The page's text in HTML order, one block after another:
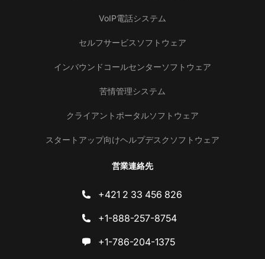
VoIP電話システム
セルフサービスソフトウェア
インバウンドコールセンターソフトウェア
苦情管理システム
クライアントポータルソフトウェア
スタートアップ向けヘルプデスクソフトウェア
営業連絡先
+421 2 33 456 826
+1-888-257-8754
+1-786-204-1375